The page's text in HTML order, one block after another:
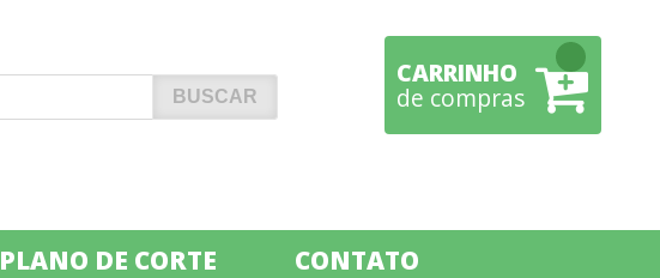
CARRINHO
de compras
PLANO DE CORTE CONTATO